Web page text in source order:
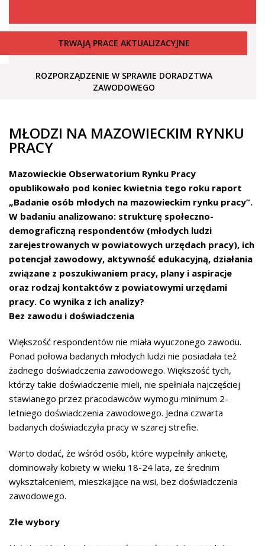
TRWAJĄ PRACE AKTUALIZACYJNE
ROZPORZĄDZENIE W SPRAWIE DORADZTWA
ZAWODOWEGO
MŁODZI NA MAZOWIECKIM RYNKU
PRACY
Mazowieckie Obserwatorium Rynku Pracy
opublikowało pod koniec kwietnia tego roku raport
„Badanie osób młodych na mazowieckim rynku pracy”.
W badaniu analizowano: strukturę społeczno-
demograficzną respondentów (młodych ludzi
zarejestrowanych w powiatowych urzędach pracy), ich
potencjał zawodowy, aktywność edukacyjną, działania
związane z poszukiwaniem pracy, plany i aspiracje
oraz rodzaj kontaktów z powiatowymi urzędami
pracy. Co wynika z ich analizy?
Bez zawodu i doświadczenia
Większość respondentów nie miała wyuczonego zawodu.
Ponad połowa badanych młodych ludzi nie posiadała też
żadnego doświadczenia zawodowego. Większość tych,
którzy takie doświadczenie mieli, nie spełniała najczęściej
stawianego przez pracodawców wymogu minimum 2-
letniego doświadczenia zawodowego. Jedna czwarta
badanych doświadczyła pracy w szarej strefie.
Warto dodać, że wśród osób, które wypełniły ankietę,
dominowały kobiety w wieku 18-24 lata, ze średnim
wykształceniem, mieszkające na wsi, bez doświadczenia
zawodowego.
Złe wybory